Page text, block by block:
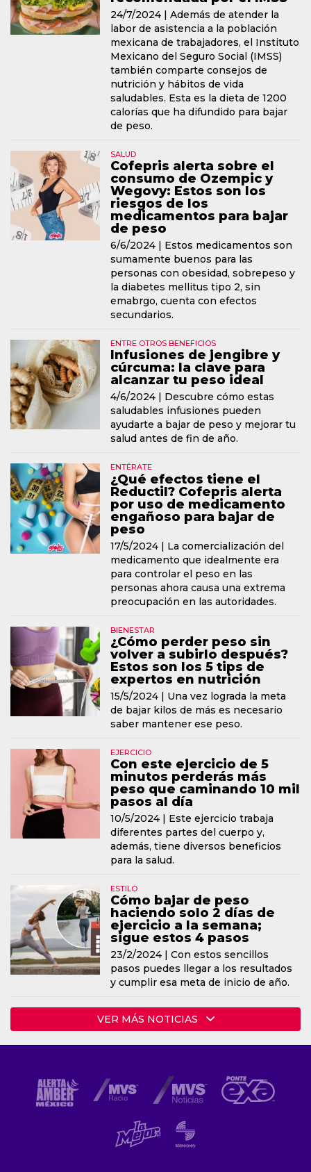
24/7/2024 |Además de atender la
labor de asistencia a la población
mexicana de trabajadores, el Instituto
Mexicano del Seguro Social (IMSS)
también comparte consejos de
nutrición y hábitos de vida
saludables. Esta es la dieta de 1200
calorías que ha difundido para bajar
de peso.
SALUD
Cofepris alerta sobre el
consumo de Ozempic y
Wegovy: Estos son los
riesgos de los
medicamentos para bajar
de peso
6/6/2024 | Estos medicamentos son
sumamente buenos para las
personas con obesidad, sobrepeso y
la diabetes mellitus tipo 2, sin
emabrgo, cuenta con efectos
secundarios.
ENTRE OTROS BENEFICIOS
Infusiones de jengibre y
cúrcuma: la clave para
alcanzar tu peso ideal
4/6/2024 | Descubre cómo estas
saludables infusiones pueden
ayudarte a bajar de peso y mejorar tu
salud antes de fin de año.
ENTÉRATE
¿Qué efectos tiene el
Reductil? Cofepris alerta
por uso de medicamento
engañoso para bajar de
peso
17/5/2024 | La comercialización del
medicamento que idealmente era
para controlar el peso en las
personas ahora causa una extrema
preocupación en las autoridades.
BIENESTAR
¿Cómo perder peso sin
volver a subirlo después?
Estos son los 5 tips de
expertos en nutrición
15/5/2024 | Una vez lograda la meta
de bajar kilos de más es necesario
saber mantener ese peso.
EJERCICIO
Con este ejercicio de 5
minutos perderás más
peso que caminando 10 mil
pasos al día
10/5/2024 | Este ejercicio trabaja
diferentes partes del cuerpo y,
además, tiene diversos beneficios
para la salud.
ESTILO
Cómo bajar de peso
haciendo solo 2 días de
ejercicio a la semana;
sigue estos 4 pasos
23/2/2024 |Con estos sencillos
pasos puedes llegar a los resultados
y cumplir esa meta de inicio de año.
VER MÁS NOTICIAS